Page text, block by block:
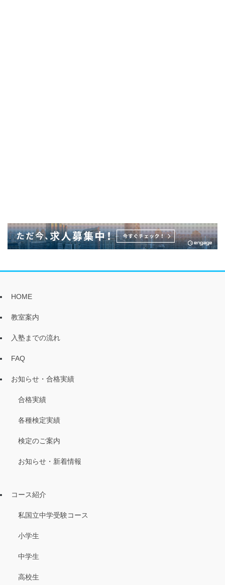
HOME
教室案内
入塾までの流れ
FAQ
お知らせ・合格実績
合格実績
各種検定実績
検定のご案内
お知らせ・新着情報
コース紹介
私国立中学受験コース
小学生
中学生
高校生